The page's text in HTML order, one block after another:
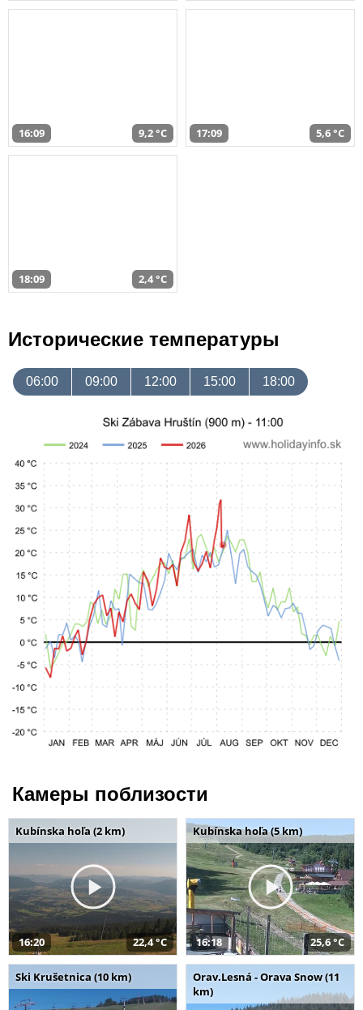
16:09 9,2 °C 17:09 5,6 °C
18:09 2,4 °C
Исторические температуры
06:00 09:00 12:00 15:00 18:00
Камеры поблизости
Kubínska hoľa (2 km)
16:20 22,4 °C
Kubínska hoľa (5 km)
16:18 25,6 °C
Ski Krušetnica (10 km)
Orav.Lesná - Orava Snow (11
km)